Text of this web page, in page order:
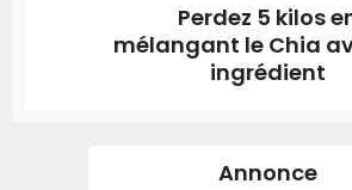
Perdez 5 kilos
mélangant le Chia
ingrédient
Annonce